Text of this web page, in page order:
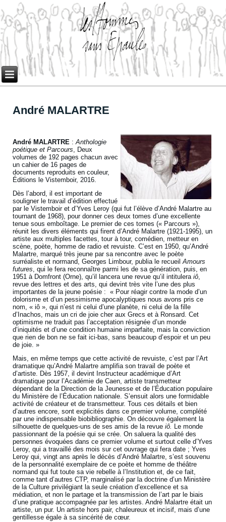
André MALARTRE
André MALARTRE :Anthologie
poétique et Parcours, Deux
volumes de 192 pages chacun avec
un cahier de 16 pages de
documents reproduits en couleur,
Éditions le Vistemboir, 2016.
Dès l’abord, il est important de
souligner le travail d’édition effectué
par le Vistemboir et d’Yves Leroy (qui fut l’élève d’André Malartre au
tournant de 1968), pour donner ces deux tomes d’une excellente
tenue sous emboîtage. Le premier de ces tomes (« Parcours »),
réunit les divers éléments qui firent d’André Malartre (1921-1995), un
artiste aux multiples facettes, tour à tour, comédien, metteur en
scène, poète, homme de radio et revuiste. C’est en 1950, qu’André
Malartre, marqué très jeune par sa rencontre avec le poète
surréaliste et normand, Georges Limbour, publia le recueilAmours
futures, qui le fera reconnaître parmi les de sa génération, puis, en
1951 à Domfront (Orne), qu’il lancera une revue qu’il intituleraiô,
revue des lettres et des arts, qui devint très vite l’une des plus
importantes de la jeune poésie : « Pour réagir contre la mode d’un
dolorisme et d’un pessimisme apocalyptiques nous avons pris ce
nom, « iô », qui n’est ni celui d’une planète, ni celui de la fille
d’Inachos, mais un cri de joie cher aux Grecs et à Ronsard. Cet
optimisme ne traduit pas l’acceptation résignée d’un monde
d’iniquités et d’une condition humaine imparfaite, mais la conviction
que rien de bon ne se fait ici-bas, sans beaucoup d’espoir et un peu
de joie. »
Mais, en même temps que cette activité de revuiste, c’est par l’Art
dramatique qu’André Malartre amplifia son travail de poète et
d’artiste. Dès 1957, il devint Instructeur académique d’Art
dramatique pour l’Académie de Caen, artiste transmetteur
dépendant de la Direction de la Jeunesse et de l’Éducation populaire
du Ministère de l’Éducation nationale. S’ensuit alors une formidable
activité de créateur et de transmetteur. Tous ces détails et bien
d’autres encore, sont explicités dans ce premier volume, complété
par une indispensable biobibliographie. On découvre également la
silhouette de quelques-uns de ses amis de la revueiô. Le monde
passionnant de la poésie qui se crée. On saluera la qualité des
personnes évoquées dans ce premier volume et surtout celle d’Yves
Leroy, qui a travaillé des mois sur cet ouvrage qui fera date ; Yves
Leroy qui, vingt ans après le décès d’André Malartre, s’est souvenu
de la personnalité exemplaire de ce poète et homme de théâtre
normand qui fut toute sa vie rebelle à l’Institution et, de ce fait,
comme tant d’autres CTP, marginalisé par la doctrine d’un Ministère
de la Culture privilégiant la seule création d’excellence et sa
médiation, et non le partage et la transmission de l’art par le biais
d’une pratique accompagnée par les artistes. André Malartre était un
artiste, un pur. Un artiste hors pair, chaleureux et incisif, mais d’une
gentillesse égale à sa sincérité de cœur.